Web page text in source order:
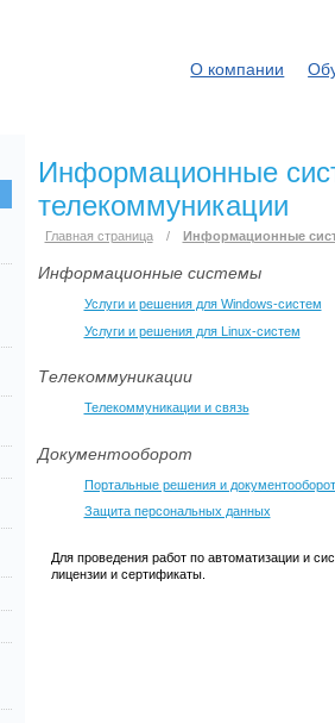
О компании
Информационные
телекоммуникации
Главная страница / Информационные
Информационные системы
Услуги и решения для Windows-систем
Услуги и решения для Linux-систем
Телекоммуникации
Телекоммуникации и связь
Документооборот
Портальные решения и документооборот
Защита персональных данных
Для проведения работ по автоматизации и
лицензии и сертификаты.